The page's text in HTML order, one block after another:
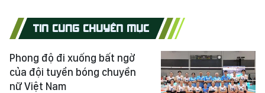
TIN CÙNG CHUYÊN MỤC
Phong độ đi xuống bất ngờ
của đội tuyển bóng chuyền
nữ Việt Nam